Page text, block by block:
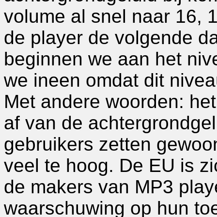
volume al snel naar 16,
de player de volgende
beginnen we aan het
we ineen omdat dit
Met andere woorden:
af van de
gebruikers zetten
veel te hoog. De EU is
de makers van MP3
waarschuwing op hun